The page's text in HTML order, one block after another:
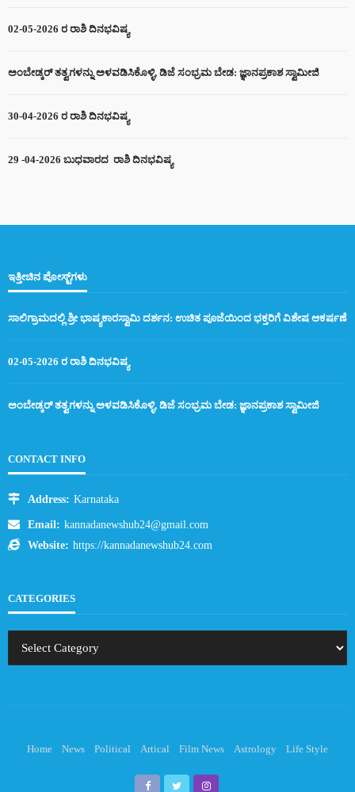
02-05-2026 ರ ರಾಶಿ ದಿನಭವಿಷ್ಯ
ಅಂಬೇಡ್ಕರ್ ತತ್ವಗಳನ್ನು ಅಳವಡಿಸಿಕೊಳ್ಳಿ, ಡಿಜೆ ಸಂಭ್ರಮ ಬೇಡ: ಜ್ಞಾನಪ್ರಕಾಶ ಸ್ವಾಮೀಜಿ
30-04-2026 ರ ರಾಶಿ ದಿನಭವಿಷ್ಯ
29 -04-2026 ಬುಧವಾರದ ರಾಶಿ ದಿನಭವಿಷ್ಯ
ಇತ್ತೀಚಿನ ಪೋಸ್ಟ್‌ಗಳು
ಸಾಲಿಗ್ರಾಮದಲ್ಲಿ ಶ್ರೀ ಭಾಷ್ಯಕಾರಸ್ವಾಮಿ ದರ್ಶನ: ಉಚಿತ ಪೂಜೆಯಿಂದ ಭಕ್ತರಿಗೆ ವಿಶೇಷ ಆಕರ್ಷಣೆ
02-05-2026 ರ ರಾಶಿ ದಿನಭವಿಷ್ಯ
ಅಂಬೇಡ್ಕರ್ ತತ್ವಗಳನ್ನು ಅಳವಡಿಸಿಕೊಳ್ಳಿ, ಡಿಜೆ ಸಂಭ್ರಮ ಬೇಡ: ಜ್ಞಾನಪ್ರಕಾಶ ಸ್ವಾಮೀಜಿ
CONTACT INFO
Address: Karnataka
Email: kannadanewshub24@gmail.com
Website: https://kannadanewshub24.com
CATEGORIES
Home News Political Artical Film News Astrology Life Style